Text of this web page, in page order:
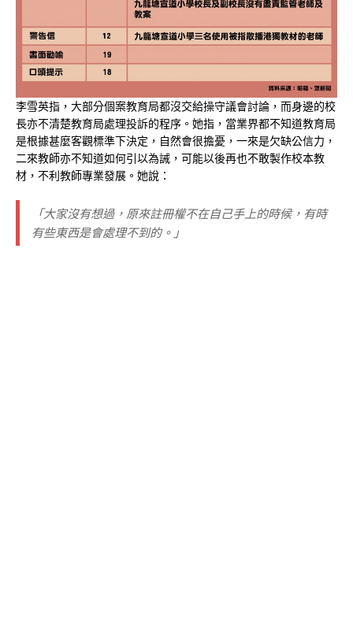
李雪英指，大部分個案教育局都沒交給操守議會討論，而身邊的校
長亦不清楚教育局處理投訴的程序。她指，當業界都不知道教育局
是根據甚麼客觀標準下決定，自然會很擔憂，一來是欠缺公信力，
二來教師亦不知道如何引以為誡，可能以後再也不敢製作校本教
材，不利教師專業發展。她說：
「大家沒有想過，原來註冊權不在自己手上的時候，有時
有些東西是會處理不到的。」